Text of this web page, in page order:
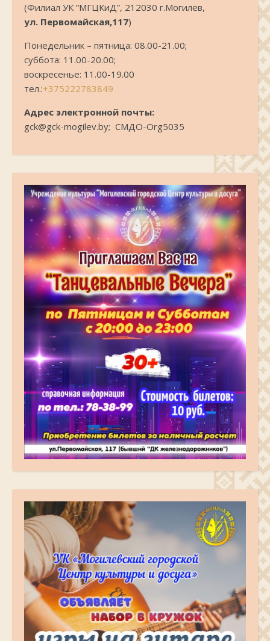
(Филиал УК “МГЦКиД”, 212030 г.Могилев,
ул. Первомайская,117)
Понедельник – пятница: 08.00-21.00;
суббота: 11.00-20.00;
воскресенье: 11.00-19.00
тел.:+375222783849
Адрес электронной почты:
gck@gck-mogilev.by; СМДО-Org5035